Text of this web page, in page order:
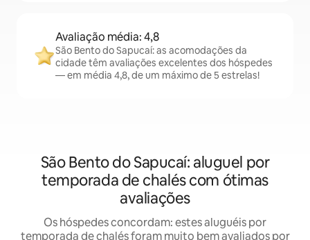
Avaliação média: 4,8
São Bento do Sapucaí: as acomodações da
cidade têm avaliações excelentes dos hóspedes
— em média 4,8, de um máximo de 5 estrelas!
São Bento do Sapucaí: aluguel por
temporada de chalés com ótimas
avaliações
Os hóspedes concordam: estes aluguéis por
temporada de chalés foram muito bem avaliados por